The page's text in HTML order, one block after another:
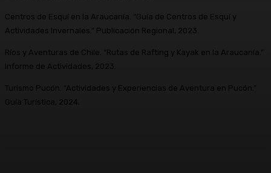
Centros de Esquí en la Araucanía. “Guía de Centros de Esquí y
Actividades Invernales.” Publicación Regional, 2023.
Ríos y Aventuras de Chile. “Rutas de Rafting y Kayak en la Araucanía.”
Informe de Actividades, 2023.
Turismo Pucón. “Actividades y Experiencias de Aventura en Pucón.”
Guía Turística, 2024.